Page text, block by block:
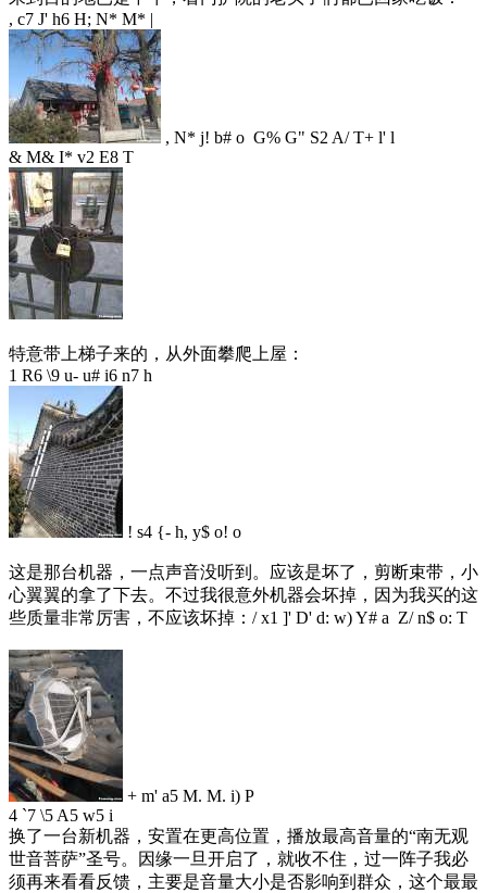
, c7 J' h6 H; N* M* |
, N* j! b# o G% G" S2 A/ T+ l' l
& M& I* v2 E8 T
特意带上梯子来的，从外面攀爬上屋：
1 R6 \9 u- u# i6 n7 h
! s4 {- h, y$ o! o
这是那台机器，一点声音没听到。应该是坏了，剪断束带，小
心翼翼的拿了下去。不过我很意外机器会坏掉，因为我买的这
些质量非常厉害，不应该坏掉： / x1 ]' D' d: w) Y# a Z/ n$ o: T
+ m' a5 M. M. i) P
4 `7 \5 A5 w5 i
换了一台新机器，安置在更高位置，播放最高音量的“南无观
世音菩萨”圣号。因缘一旦开启了，就收不住，过一阵子我必
须再来看看反馈，主要是音量大小是否影响到群众，这个最最